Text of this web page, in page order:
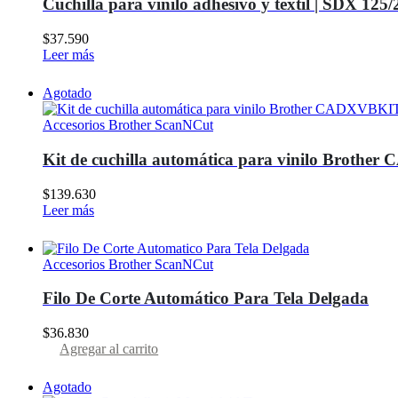
Cuchilla para vinilo adhesivo y textil | SDX 125/
$37.590
Leer más
Agotado
Accesorios Brother ScanNCut
Kit de cuchilla automática para vinilo Brother
$139.630
Leer más
Accesorios Brother ScanNCut
Filo De Corte Automático Para Tela Delgada
$36.830
Agregar al carrito
Agotado